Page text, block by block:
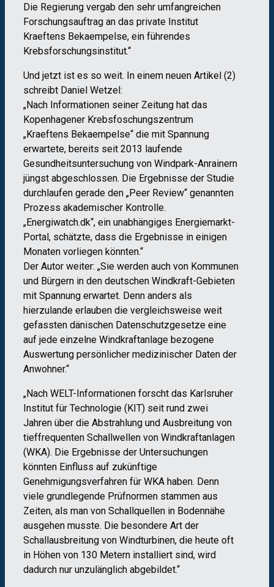
Die Regierung vergab den sehr umfangreichen
Forschungsauftrag an das private Institut
Kraeftens Bekaempelse, ein führendes
Krebsforschungsinstitut.“
Und jetzt ist es so weit. In einem neuen Artikel (2)
schreibt Daniel Wetzel:
„Nach Informationen seiner Zeitung hat das
Kopenhagener Krebsfoschungszentrum
„Kraeftens Bekaempelse“ die mit Spannung
erwartete, bereits seit 2013 laufende
Gesundheitsuntersuchung von Windpark-Anrainern
jüngst abgeschlossen. Die Ergebnisse der Studie
durchlaufen gerade den „Peer Review“ genannten
Prozess akademischer Kontrolle.
„Energiwatch.dk“, ein unabhängiges Energiemarkt-
Portal, schätzte, dass die Ergebnisse in einigen
Monaten vorliegen könnten.“
Der Autor weiter: „Sie werden auch von Kommunen
und Bürgern in den deutschen Windkraft-Gebieten
mit Spannung erwartet. Denn anders als
hierzulande erlauben die vergleichsweise weit
gefassten dänischen Datenschutzgesetze eine
auf jede einzelne Windkraftanlage bezogene
Auswertung persönlicher medizinischer Daten der
Anwohner.“
„Nach WELT-Informationen forscht das Karlsruher
Institut für Technologie (KIT) seit rund zwei
Jahren über die Abstrahlung und Ausbreitung von
tieffrequenten Schallwellen von Windkraftanlagen
(WKA). Die Ergebnisse der Untersuchungen
könnten Einfluss auf zukünftige
Genehmigungsverfahren für WKA haben. Denn
viele grundlegende Prüfnormen stammen aus
Zeiten, als man von Schallquellen in Bodennähe
ausgehen musste. Die besondere Art der
Schallausbreitung von Windturbinen, die heute oft
in Höhen von 130 Metern installiert sind, wird
dadurch nur unzulänglich abgebildet.“